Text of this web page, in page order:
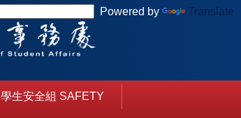
Powered by Translate
學生安全組 SAFETY